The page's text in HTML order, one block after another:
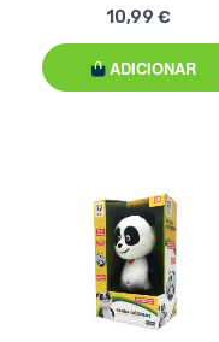
10,99 €
ADICIONAR